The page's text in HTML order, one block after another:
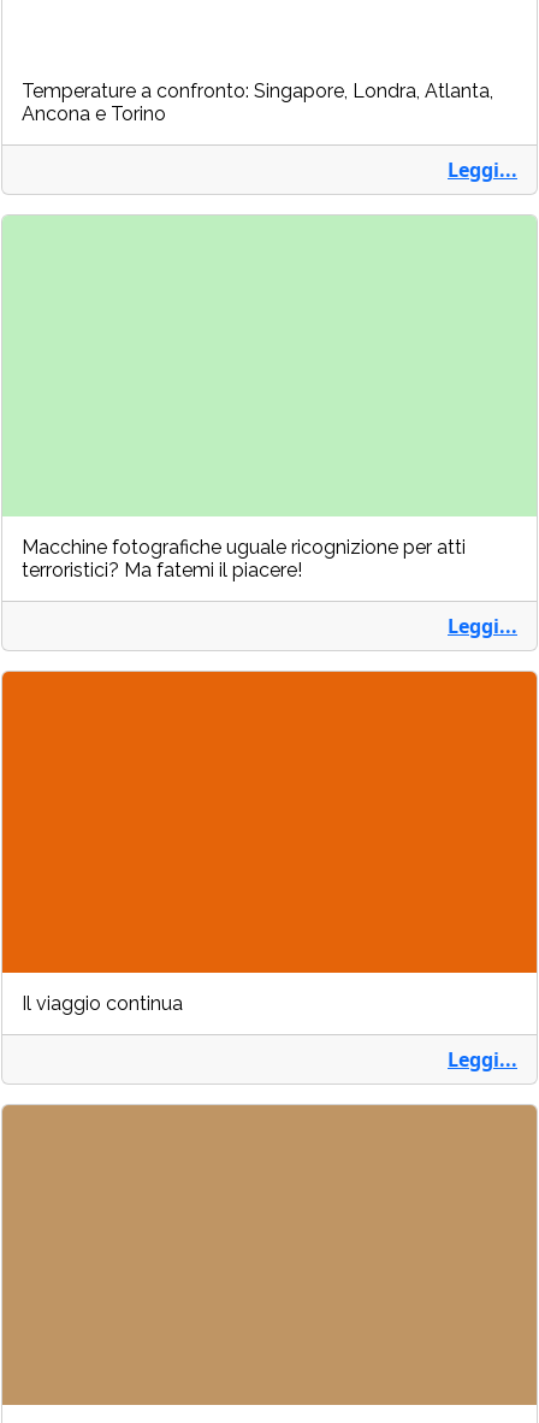
Temperature a confronto: Singapore, Londra, Atlanta,
Ancona e Torino
Leggi...
Macchine fotografiche uguale ricognizione per atti
terroristici? Ma fatemi il piacere!
Leggi...
Il viaggio continua
Leggi...